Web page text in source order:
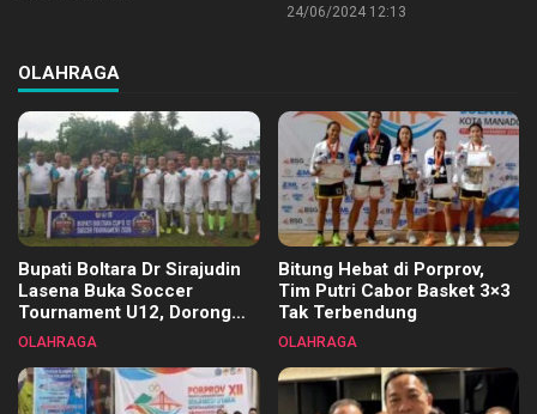
24/06/2024 12:13
OLAHRAGA
Bupati Boltara Dr Sirajudin
Lasena Buka Soccer
Tournament U12, Dorong
Pembinaan Merata di Setiap
OLAHRAGA
Bitung Hebat di Porprov,
Tim Putri Cabor Basket 3×3
Tak Terbendung
OLAHRAGA